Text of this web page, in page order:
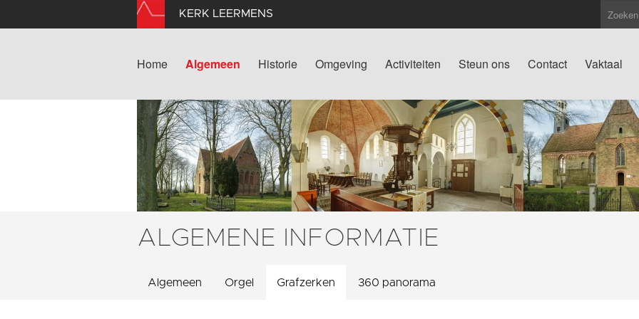
KERK LEERMENS
Home Algemeen Historie Omgeving Activiteiten Steun ons Contact Vaktaal
ALGEMENE INFORMATIE
Algemeen Orgel Grafzerken 360 panorama